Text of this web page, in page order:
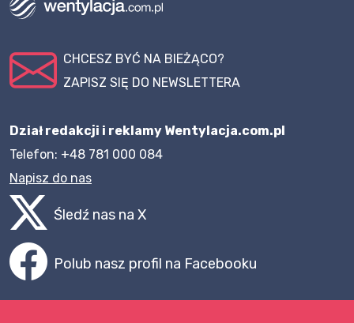
CHCESZ BYĆ NA BIEŻĄCO?
ZAPISZ SIĘ DO NEWSLETTERA
Dział redakcji i reklamy Wentylacja.com.pl
Telefon: +48 781 000 084
Napisz do nas
Śledź nas na X
Polub nasz profil na Facebooku